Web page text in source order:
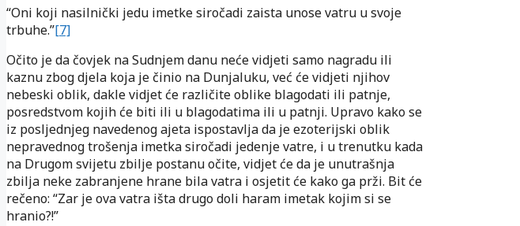
“Oni koji nasilnički jedu imetke siročadi zaista unose vatru u svoje
trbuhe.”[7]
Očito je da čovjek na Sudnjem danu neće vidjeti samo nagradu ili
kaznu zbog djela koja je činio na Dunjaluku, već će vidjeti njihov
nebeski oblik, dakle vidjet će različite oblike blagodati ili patnje,
posredstvom kojih će biti ili u blagodatima ili u patnji. Upravo kako se
iz posljednjeg navedenog ajeta ispostavlja da je ezoterijski oblik
nepravednog trošenja imetka siročadi jedenje vatre, i u trenutku kada
na Drugom svijetu zbilje postanu očite, vidjet će da je unutrašnja
zbilja neke zabranjene hrane bila vatra i osjetit će kako ga prži. Bit će
rečeno: “Zar je ova vatra išta drugo doli haram imetak kojim si se
hranio?!”